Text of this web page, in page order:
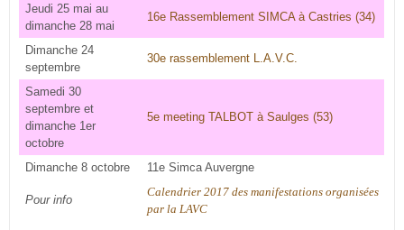
Jeudi 25 mai au
dimanche 28 mai
16e Rassemblement SIMCA à Castries (34)
Dimanche 24
septembre
30e rassemblement L.A.V.C.
Samedi 30
septembre et
dimanche 1er
octobre
5e meeting TALBOT à Saulges (53)
Dimanche 8 octobre 11e Simca Auvergne
Pour info
Calendrier 2017 des manifestations organisées
par la LAVC